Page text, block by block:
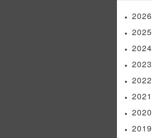
2026
2025
2024
2023
2022
2021
2020
2019